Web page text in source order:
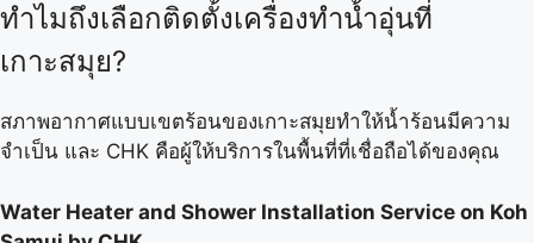
ทำไมถึงเลือกติดตั้งเครื่องทำน้ำอุ่นที่
เกาะสมุย?
สภาพอากาศแบบเขตร้อนของเกาะสมุยทำให้น้ำร้อนมีความ
จำเป็น และ CHK คือผู้ให้บริการในพื้นที่ที่เชื่อถือได้ของคุณ
Water Heater and Shower Installation Service on Koh